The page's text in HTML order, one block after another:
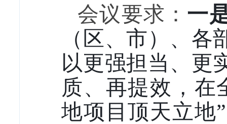
会议要求： 一
（区、市）、各
以更强担当、更
质、再提效，在
地项目顶天立地